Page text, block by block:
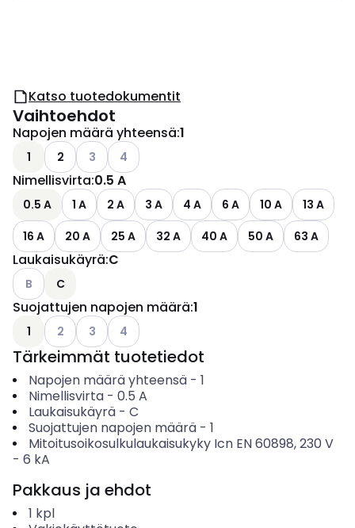
Katso tuotedokumentit
Vaihtoehdot
Napojen määrä yhteensä:1
1 2 Katso käytettävissä olevat vaihtoehdot
3 Katso käytettävissä olevat vaihtoehdot
4
Nimellisvirta:0.5 A
0.5 A 1 A 2 A 3 A 4 A 6 A 10 A
13 A
16 A
20 A 25 A 32 A 40 A 50 A 63 A
Laukaisukäyrä:C
Katso käytettävissä olevat vaihtoehdot
B C
Suojattujen napojen määrä:1
1 Katso käytettävissä olevat vaihtoehdot
2 Katso käytettävissä olevat vaihtoehdot
3 Katso käytettävissä olevat vaihtoehdot
4
Tärkeimmät tuotetiedot
Napojen määrä yhteensä- 1
Nimellisvirta- 0.5 A
Laukaisukäyrä- C
Suojattujen napojen määrä- 1
Mitoitusoikosulkulaukaisukyky Icn EN 60898, 230 V
- 6 kA
Pakkaus ja ehdot
1 kpl